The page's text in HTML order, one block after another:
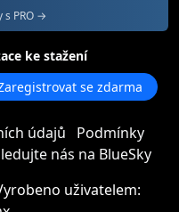
s PRO →
ke stažení
se zdarma
údajů
Podmínky
nás na BlueSky
uživatelem: